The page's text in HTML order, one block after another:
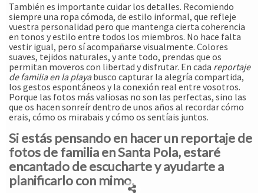
También es importante cuidar los detalles. Recomiendo
siempre una ropa cómoda, de estilo informal, que refleje
vuestra personalidad pero que mantenga cierta coherencia
en tonos y estilo entre todos los miembros. No hace falta
vestir igual, pero sí acompañarse visualmente. Colores
suaves, tejidos naturales, y ante todo, prendas que os
permitan moveros con libertad y disfrutar. En cada reportaje
de familia en la playabusco capturar la alegría compartida,
los gestos espontáneos y la conexión real entre vosotros.
Porque las fotos más valiosas no son las perfectas, sino las
que os hacen sonreír dentro de unos años al recordar cómo
erais, cómo os mirabais y cómo os sentíais juntos.
Si estás pensando en hacer un reportaje de
fotos de familia en Santa Pola, estaré
encantado de escucharte y ayudarte a
planificarlo con mimo.